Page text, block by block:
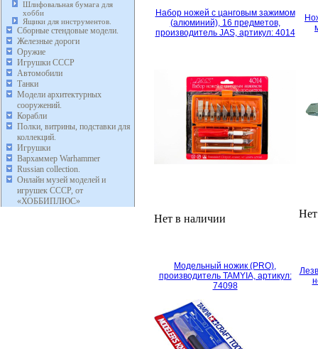
Шлифовальная бумага для
хобби
Ящики для инструментов.
Сборные стендовые модели.
Железные дороги
Оружие
Игрушки СССР
Автомобили
Танки
Модели архитектурных
сооружений.
Корабли
Полки, витрины, подставки для
коллекций.
Игрушки
Вархаммер Warhammer
Russian collection.
Онлайн музей моделей и
игрушек СССР, от
«ХОББИПЛЮС»
Набор ножей с цанговым зажимом
(алюминий), 16 предметов,
производитель JAS, артикул: 4014
Нет в наличии
Модельный ножик (PRO),
производитель TAMYIA, артикул:
74098